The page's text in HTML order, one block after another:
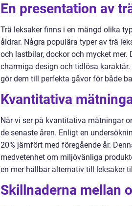
En presentation av
Trä leksaker finns i en mängd olika
åldrar. Några populära typer av trä
och lastbilar, dockor och mycket
charmiga design och tidlösa
gör dem till perfekta gåvor för både
Kvantitativa
När vi ser på kvantitativa mätningar
de senaste åren. Enligt en
20% jämfört med föregående år.
medvetenhet om miljövänliga
en mer hållbar alternativ till leksaker
Skillnaderna mellan